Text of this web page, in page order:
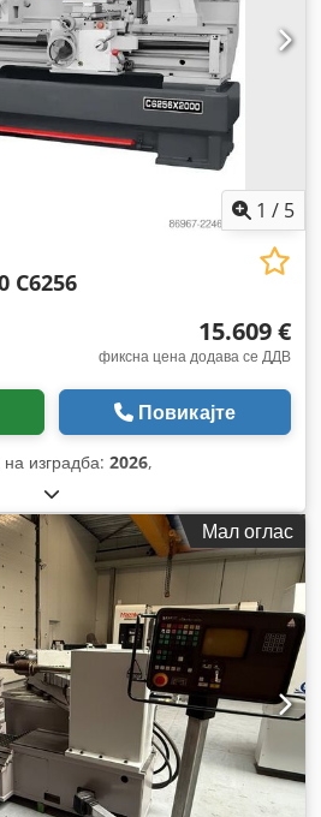
1 / 5
C6256
15.609 €
фиксна цена додава се ДДВ
Повикајте
изградба: 2026,
Мал оглас